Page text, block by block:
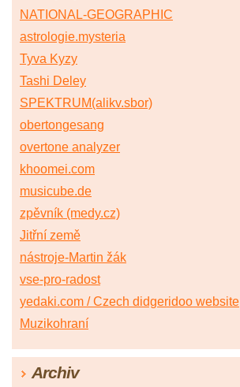
NATIONAL-GEOGRAPHIC
astrologie.mysteria
Tyva Kyzy
Tashi Deley
SPEKTRUM(alikv.sbor)
obertongesang
overtone analyzer
khoomei.com
musicube.de
zpěvník (medy.cz)
Jitřní země
nástroje-Martin žák
vse-pro-radost
yedaki.com / Czech didgeridoo website
Muzikohraní
Archiv